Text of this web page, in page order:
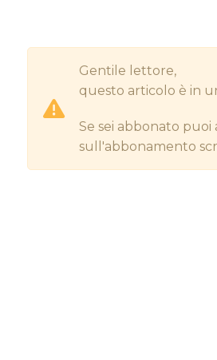
Gentile lettore,
questo articolo è in
Se sei abbonato
sull'abbonamento